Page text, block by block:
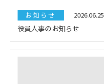
お知らせ 2026.06.25
役員人事のお知らせ